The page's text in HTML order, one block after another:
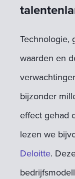
Technologie,
waarden en
bijzonder
effect gehad
lezen we
Deloitte.